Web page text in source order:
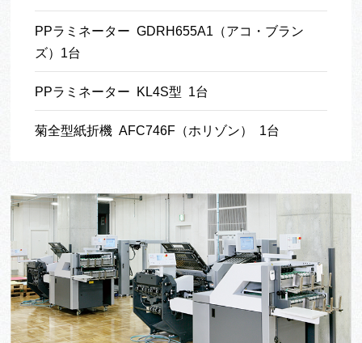
PPラミネーター GDRH655A1（アコ・ブラン
ズ）1台
PPラミネーター KL4S型 1台
菊全型紙折機 AFC746F（ホリゾン） 1台